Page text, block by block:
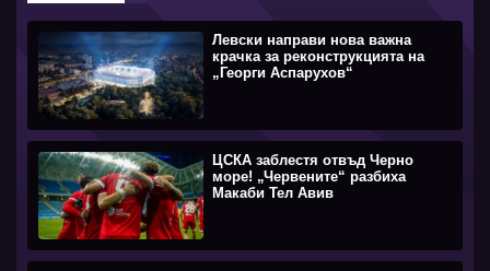
Левски направи нова важна
крачка за реконструкцията на
„Георги Аспарухов“
ЦСКА заблестя отвъд Черно
море! „Червените“ разбиха
Макаби Тел Авив